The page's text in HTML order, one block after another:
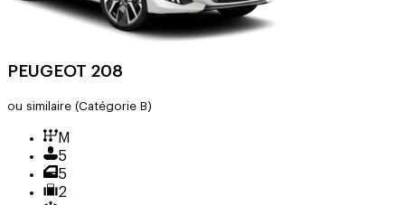
PEUGEOT 208
ou similaire (Catégorie B)
M
5
5
2